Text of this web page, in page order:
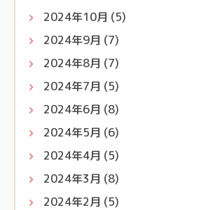
2024年10月 (5)
2024年9月 (7)
2024年8月 (7)
2024年7月 (5)
2024年6月 (8)
2024年5月 (6)
2024年4月 (5)
2024年3月 (8)
2024年2月 (5)